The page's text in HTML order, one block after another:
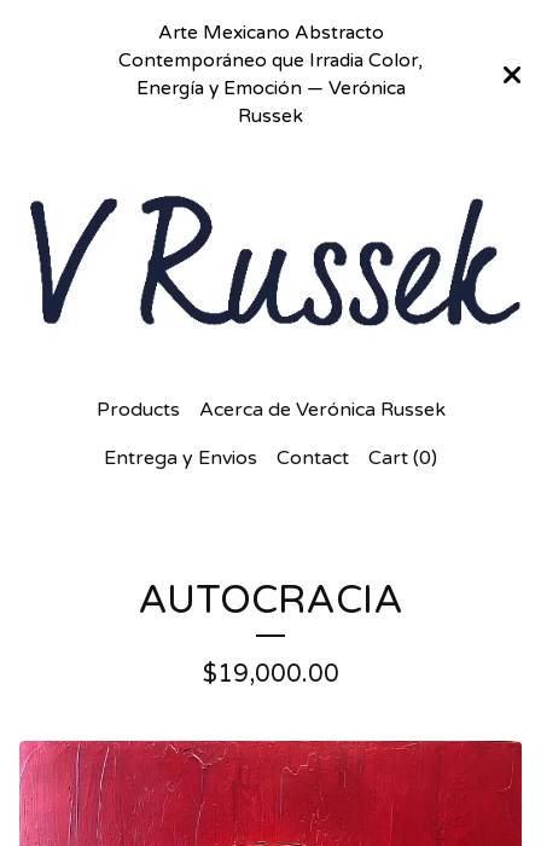
Arte Mexicano Abstracto
Contemporáneo que Irradia Color,
Energía y Emoción — Verónica
Russek
Products
Acerca de Verónica Russek
Entrega y Envios
Contact Cart (0)
AUTOCRACIA
$19,000.00